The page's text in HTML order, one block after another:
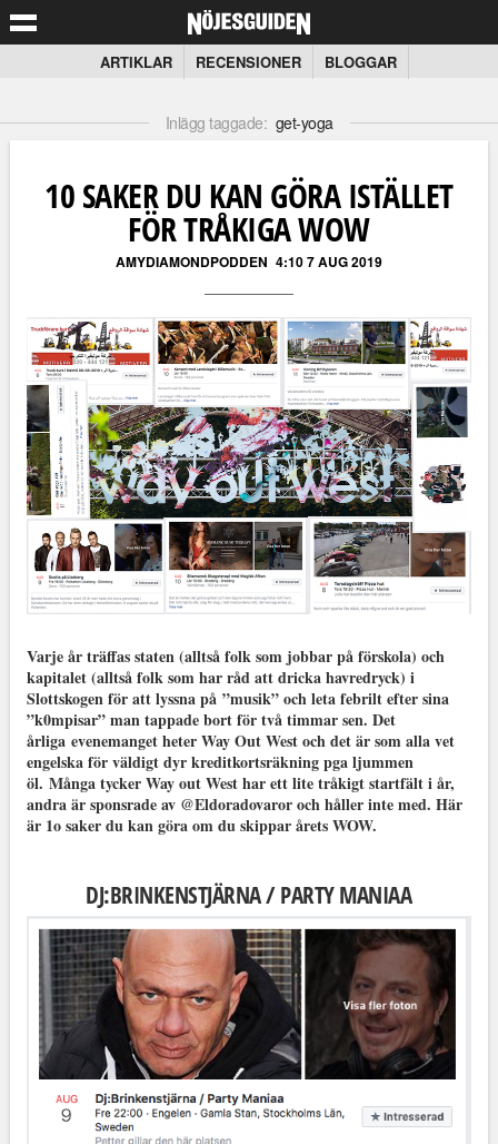
ARTIKLAR RECENSIONER BLOGGAR
Inlägg taggade: get-yoga
10 SAKER DU KAN GÖRA ISTÄLLET
FÖR TRÅKIGA WOW
AMYDIAMONDPODDEN 4:10 7 AUG 2019
Varje år träffas staten (alltså folk som jobbar på förskola) och
kapitalet (alltså folk som har råd att dricka havredryck) i
Slottskogen för att lyssna på”musik” och leta febrilt efter sina
”k0mpisar” man tappade bort för två timmar sen. Det
årliga evenemanget heter Way Out West och det är som alla vet
engelska för väldigt dyr kreditkortsräkning pga ljummen
öl. Många tycker Way out West har ett lite tråkigt startfält i år,
andra är sponsrade av @Eldoradovaror och håller inte med. Här
är 1o saker du kan göra om du skippar årets WOW.
DJ:BRINKENSTJÄRNA / PARTY MANIAA